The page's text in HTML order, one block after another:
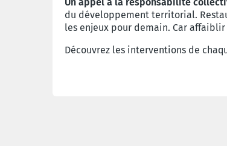
Un appel à la responsabilité
du développement territorial.
les enjeux pour demain. Car
Découvrez les interventions de